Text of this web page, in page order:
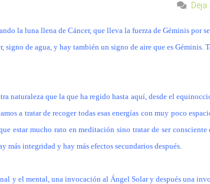
la luna llena de Cáncer, que lleva la fuerza de Géminis por
signo de agua, y hay también un signo de aire que es Géminis.
naturaleza que la que ha regido hasta aquí, desde el
a tratar de recoger todas esas energías con muy poco
estar mucho rato en meditación sino tratar de ser
más integridad y hay más efectos secundarios después.
y el mental, una invocación al Ángel Solar y después una